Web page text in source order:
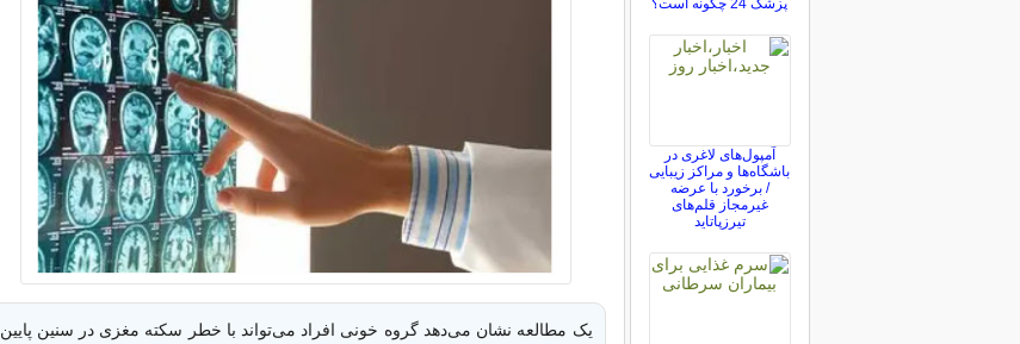
یک مطالعه نشان می‌دهد گروه خونی افراد می‌تواند با خطر سکته مغزی در سنین پایین
پزشک 24 چگونه است؟
آمپول‌های لاغری در
باشگاه‌ها و مراکز زیبایی
/ برخورد با عرضه
غیرمجاز قلم‌های
تیرزپاتاید